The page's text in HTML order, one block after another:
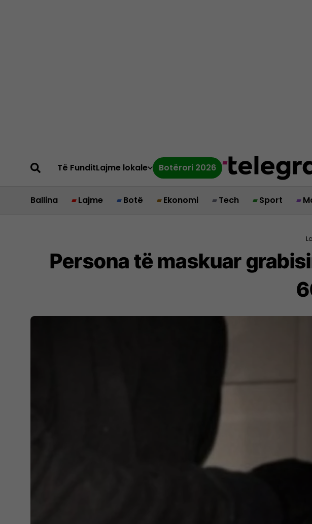
Të FunditLajme lokale Botërori 2026
Ballina Lajme Botë Ekonomi Tech Sport
Persona të maskuar